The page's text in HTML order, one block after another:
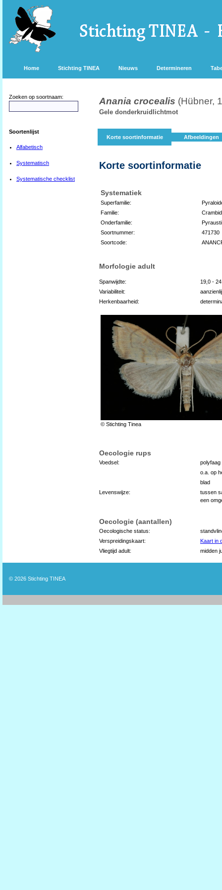
Home Stichting TINEA Nieuws Determineren
Zoeken op soortnaam:
Soortenlijst
Alfabetisch
Systematisch
Systematische checklist
Anania crocealis (Hübner,
Gele donderkruidlichtmot
Korte soortinformatie Afbeeldingen
Korte soortinformatie
Systematiek
Superfamilie:
Familie:
Onderfamilie:
Soortnummer:
471730
Soortcode:
Morfologie adult
Spanwijdte:
19,0 -
Variabiliteit:
Herkenbaarheid:
© Stichting Tinea
Oecologie rups
Voedsel:
polyfaag
o.a. op
blad
Levenswijze:
tussen
een
Oecologie (aantallen)
Oecologische status:
Verspreidingskaart:
Kaart in
Vliegtijd adult:
midden
© 2026 Stichting TINEA